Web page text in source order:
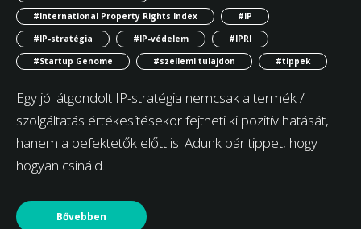
#International Property Rights Index
#IP
#IP-stratégia
#IP-védelem
#IPRI
#Startup Genome
#szellemi tulajdon #tippek
Egy jól átgondolt IP-stratégia nemcsak a termék /
szolgáltatás értékesítésekor fejtheti ki pozitív hatását,
hanem a befektetők előtt is. Adunk pár tippet, hogy
hogyan csináld.
Bővebben